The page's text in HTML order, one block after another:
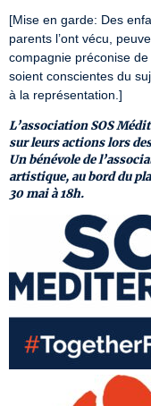
[Mise en garde: Des
parents l’ont vécu,
compagnie préconise
soient conscientes du
à la représentation.]
L’association SOS
sur leurs actions lors
Un bénévole de
artistique, au bord du
30 mai à 18h.